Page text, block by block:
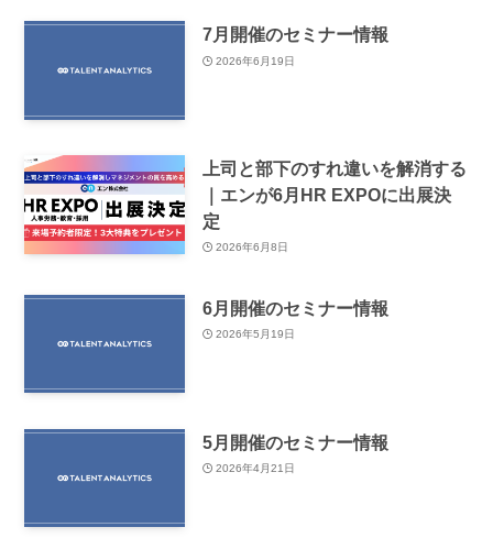
7月開催のセミナー情報
2026年6月19日
上司と部下のすれ違いを解消する
｜エンが6月HR EXPOに出展決
定
2026年6月8日
6月開催のセミナー情報
2026年5月19日
5月開催のセミナー情報
2026年4月21日